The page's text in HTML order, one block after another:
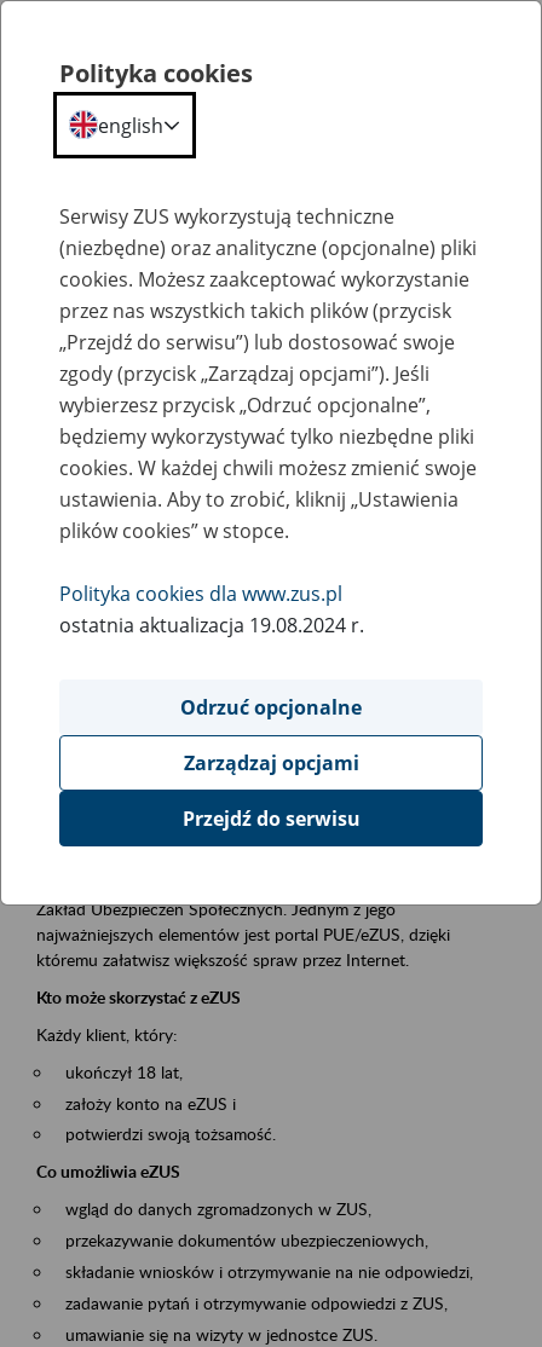
Szkolenia
Zaproś ZUS do siebie - zakładanie profili
eZUS w siedzibie Twojej firmy
Rodzaj wydarzenia
Szkolenia
obsługa klientów
Event description
Platforma Usług Elektronicznych ZUS eZUS
Zakład Ubezpieczeń Społecznych. Jednym z jego
najważniejszych elementów jest portal PUE/eZUS, dzięki
któremu załatwisz większość spraw przez Internet.
Kto może skorzystać z eZUS
Każdy klient, który:
ukończył 18 lat,
założy konto na eZUS i
potwierdzi swoją tożsamość.
Co umożliwia eZUS
wgląd do danych zgromadzonych w ZUS,
przekazywanie dokumentów ubezpieczeniowych,
składanie wniosków i otrzymywanie na nie odpowiedzi,
zadawanie pytań i otrzymywanie odpowiedzi z ZUS,
umawianie się na wizyty w jednostce ZUS.
Polityka cookies
english
Serwisy ZUS wykorzystują techniczne
(niezbędne) oraz analityczne (opcjonalne) pliki
cookies. Możesz zaakceptować wykorzystanie
przez nas wszystkich takich plików (przycisk
„Przejdź do serwisu”) lub dostosować swoje
zgody (przycisk „Zarządzaj opcjami”). Jeśli
wybierzesz przycisk „Odrzuć opcjonalne”,
będziemy wykorzystywać tylko niezbędne pliki
cookies. W każdej chwili możesz zmienić swoje
ustawienia. Aby to zrobić, kliknij „Ustawienia
plików cookies” w stopce.
Polityka cookies dla www.zus.pl
ostatnia aktualizacja 19.08.2024 r.
Odrzuć opcjonalne
Zarządzaj opcjami
Przejdź do serwisu